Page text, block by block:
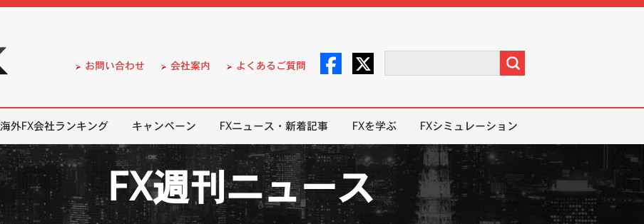
お問い合わせ 会社案内 よくあるご質問
海外FX会社ランキング キャンペーン FXニュース・新着記事 FXを学ぶ FXシミュレーション
FX週刊ニュース